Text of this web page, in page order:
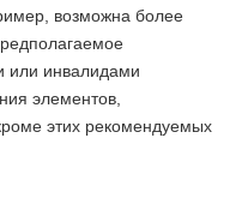
возможна более
или инвалидами
элементов,
этих рекомендуемых